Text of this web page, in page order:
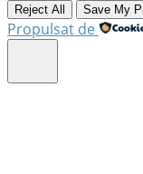
Reject All Save My
Propulsat de